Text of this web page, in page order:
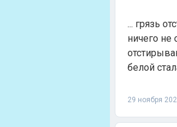
... грязь
ничего не
белой
29 ноября